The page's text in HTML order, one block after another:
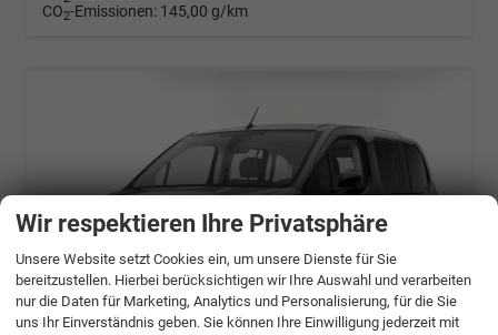
CO2-Emissionen: 145,00 g/km
Wir respektieren Ihre Privatsphäre
Unsere Website setzt Cookies ein, um unsere Dienste für Sie
bereitzustellen. Hierbei berücksichtigen wir Ihre Auswahl und verarbeiten
nur die Daten für Marketing, Analytics und Personalisierung, für die Sie
uns Ihr Einverständnis geben. Sie können Ihre Einwilligung jederzeit mit